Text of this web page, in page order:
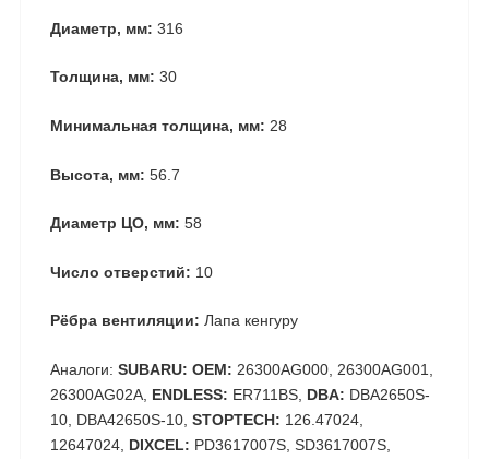
Диаметр, мм: 316
Толщина, мм: 30
Минимальная толщина, мм: 28
Высота, мм: 56.7
Диаметр ЦО, мм: 58
Число отверстий: 10
Рёбра вентиляции: Лапа кенгуру
Аналоги: SUBARU: OEM: 26300AG000, 26300AG001,
26300AG02A, ENDLESS: ER711BS, DBA: DBA2650S-
10, DBA42650S-10, STOPTECH: 126.47024,
12647024, DIXCEL: PD3617007S, SD3617007S,